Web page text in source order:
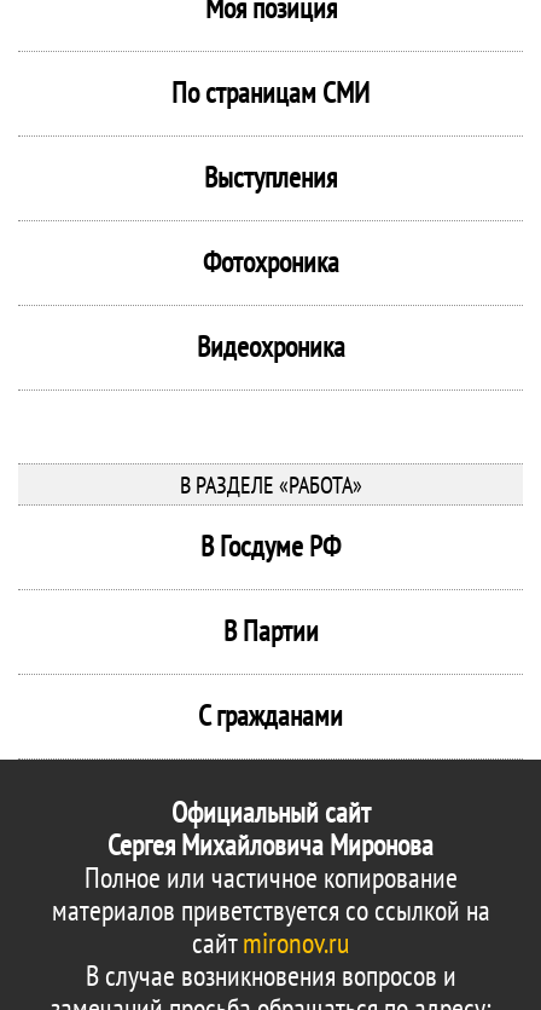
Моя позиция
По страницам СМИ
Выступления
Фотохроника
Видеохроника
В РАЗДЕЛЕ «РАБОТА»
В Госдуме РФ
В Партии
С гражданами
Официальный сайт
Сергея Михайловича Миронова
Полное или частичное копирование
материалов приветствуется со ссылкой на
сайтmironov.ru
В случае возникновения вопросов и